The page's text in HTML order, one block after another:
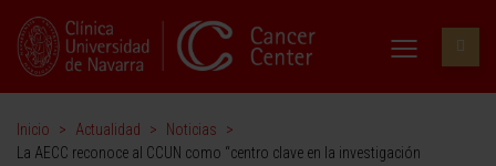
Inicio > Actualidad > Noticias
>
La AECC reconoce al CCUN como “centro clave en la investigación